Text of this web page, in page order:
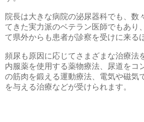
院長は大きな病院の泌尿器科でも、数
てきた実力派のベテラン医師でもあり
て県外からも患者が診察を受けに来る
頻尿も原因に応じてさまざまな治療法
内服薬を使用する薬物療法、尿道をコ
の筋肉を鍛える運動療法、電気や磁気
を与える治療などが受けられます。